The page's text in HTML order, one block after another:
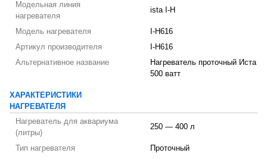
Модельная линия
нагревателя
ista I-H
Модель нагревателя
I-H616
Артикул производителя
I-H616
Альтернативное название
Нагреватель проточный Иста
500 ватт
ХАРАКТЕРИСТИКИ
НАГРЕВАТЕЛЯ
Нагреватель для аквариума
(литры)
250 — 400 л
Тип нагревателя
Проточный